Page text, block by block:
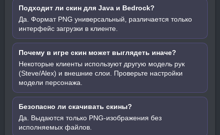
Подходит ли скин для Java и Bedrock?
Да. Формат PNG универсальный, различается только
интерфейс загрузки в клиенте.
Почему в игре скин может выглядеть иначе?
Некоторые клиенты используют другую модель рук
(Steve/Alex) и внешние слои. Проверьте настройки
модели персонажа.
Безопасно ли скачивать скины?
Да. Выдаются только PNG-изображения без
исполняемых файлов.